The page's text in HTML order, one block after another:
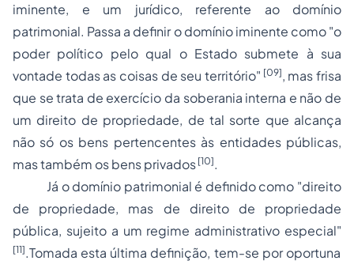
iminente, e um jurídico, referente ao domínio
patrimonial. Passa a definir o domínio iminente como "o
poder político pelo qual o Estado submete à sua
vontade todas as coisas de seu território" [09], mas frisa
que se trata de exercício da soberania interna e não de
um direito de propriedade, de tal sorte que alcança
não só os bens pertencentes às entidades públicas,
mas também os bens privados [10].
Já o domínio patrimonial é definido como "direito
de propriedade, mas de direito de propriedade
pública, sujeito a um regime administrativo especial"
[11].Tomada esta última definição, tem-se por oportuna